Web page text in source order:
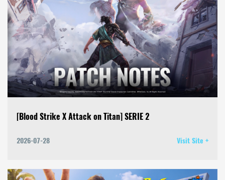
[Blood Strike X Attack on Titan] SERIE 2
2026-07-28 Visit Site +